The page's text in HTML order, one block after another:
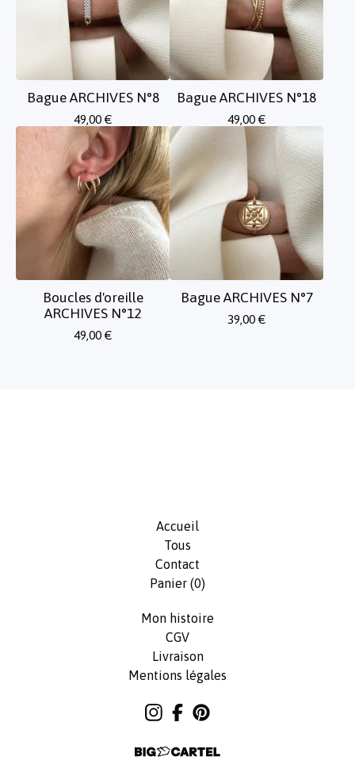
Bague ARCHIVES N°8
49,00 €
Bague ARCHIVES N°18
49,00 €
Boucles d'oreille
ARCHIVES N°12
49,00 €
Bague ARCHIVES N°7
39,00 €
Accueil
Tous
Contact
Panier (0)
Mon histoire
CGV
Livraison
Mentions légales